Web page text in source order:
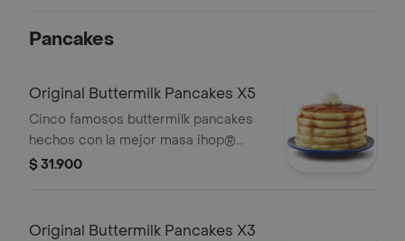
Pancakes
Original Buttermilk Pancakes X5
Cinco famosos buttermilk pancakes
hechos con la mejor masa ihop®
acompañados de syrup de la casa
$ 31.900
Original Buttermilk Pancakes X3